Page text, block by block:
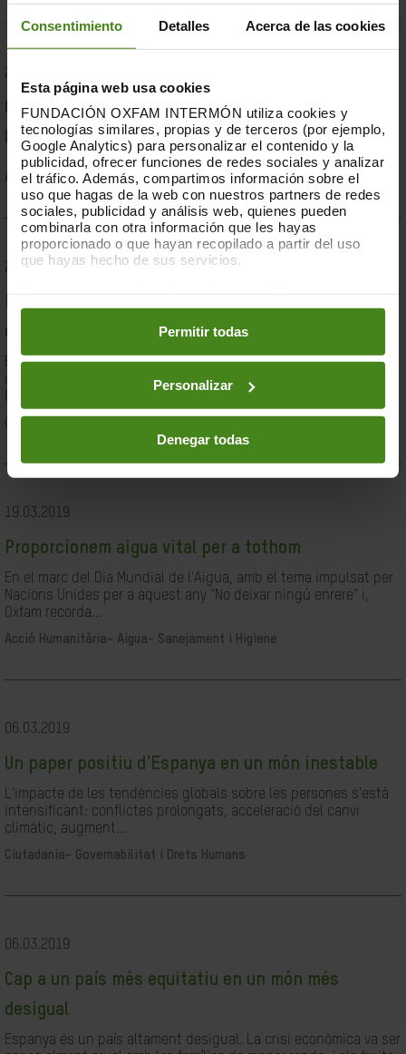
Consentimiento Detalles Acerca de las cookies
Esta página web usa cookies
FUNDACIÓN OXFAM INTERMÓN utiliza cookies y
tecnologías similares, propias y de terceros (por ejemplo,
Google Analytics) para personalizar el contenido y la
publicidad, ofrecer funciones de redes sociales y analizar
el tráfico. Además, compartimos información sobre el
uso que hagas de la web con nuestros partners de redes
sociales, publicidad y análisis web, quienes pueden
combinarla con otra información que les hayas
proporcionado o que hayan recopilado a partir del uso
que hayas hecho de sus servicios.
preferencias accediendo a nuestraPolítica de Cookieso
en los botones facilitados a continuación:
Permitir todas
Personalizar
Denegar todas
23.07.2019
Compromesos o complaents: una resposta fallida a
la crisi per sequera a la Banya d'Àfrica de 2019
Acció Humanitària-Resiliència i Mitjans de Vida
28.03.2019
desigualtat a Espanya
En el marc de la lluita contra la desigualtat, Oxfam Intermón ha
desenvolupat una eina d'anàlisi estructural de les causes de
la...
Ciutadania- Governabilitat i Drets Humans
19.03.2019
Proporcionem aigua vital per a tothom
En el marc del Dia Mundial de l'Aigua, amb el tema impulsat per
Nacions Unides per a aquest any "No deixar ningú enrere" i,
Oxfam recorda...
Acció Humanitària- Aigua- Sanejament i Higiene
06.03.2019
Un paper positiu d'Espanya en un món inestable
L'impacte de les tendències globals sobre les persones s'està
intensificant: conflictes prolongats, acceleració del canvi
climàtic, augment...
Ciutadania- Governabilitat i Drets Humans
06.03.2019
Cap a un país més equitatiu en un món més
desigual
Espanya és un país altament desigual. La crisi econòmica va ser